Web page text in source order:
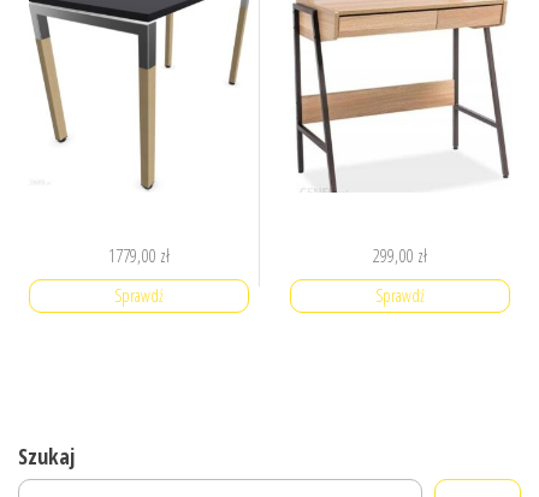
1779,00 zł
Sprawdź
299,00 zł
Sprawdź
Szukaj